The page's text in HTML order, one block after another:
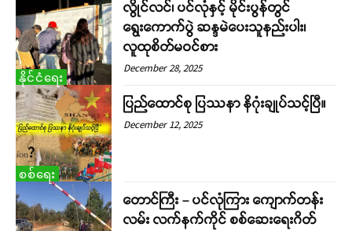
နိုင်ငံရေး
လွိုင်လင်၊ ပင်လုံနှင့် မိုင်းပွန်တွင်
ရွေးကောက်ပွဲ ဆန္ဒမဲပေးသူနည်းပါး၊
လူထုစိတ်မဝင်စား
December 28, 2025
စစ်ရေး
ပြည်ထောင်စု ပြဿနာ နိဂုံးချုပ်သင့်ပြီ။
December 12, 2025
တောင်ကြီး – ပင်လုံကြား ကျောက်တန်း
လမ်း လက်နက်ကိုင် စစ်ဆေးရေးဂိတ်